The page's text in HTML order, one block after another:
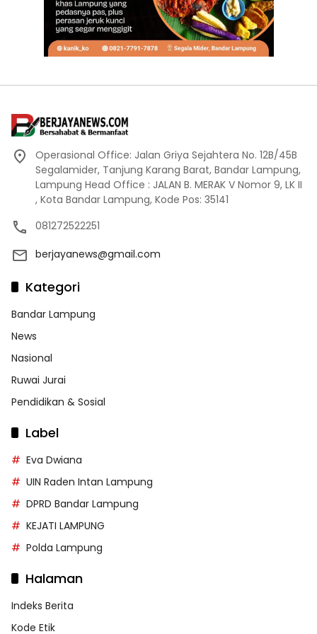
Operasional Office: Jalan Griya Sejahtera No. 12B/45B
Segalamider, Tanjung Karang Barat, Bandar Lampung,
Lampung Head Office : JALAN B. MERAK V Nomor 9, LK II
, Kota Bandar Lampung, Kode Pos: 35141
081272522251
berjayanews@gmail.com
Kategori
Bandar Lampung
News
Nasional
Ruwai Jurai
Pendidikan & Sosial
Label
Eva Dwiana
UIN Raden Intan Lampung
DPRD Bandar Lampung
KEJATI LAMPUNG
Polda Lampung
Halaman
Indeks Berita
Kode Etik